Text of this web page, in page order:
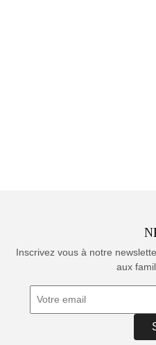
Inscrivez vous à notre
aux